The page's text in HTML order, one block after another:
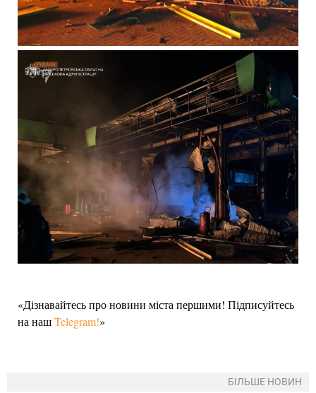
«Дізнавайтесь про новини міста першими! Підписуйтесь
на нашTelegram!»
БІЛЬШЕ НОВИН